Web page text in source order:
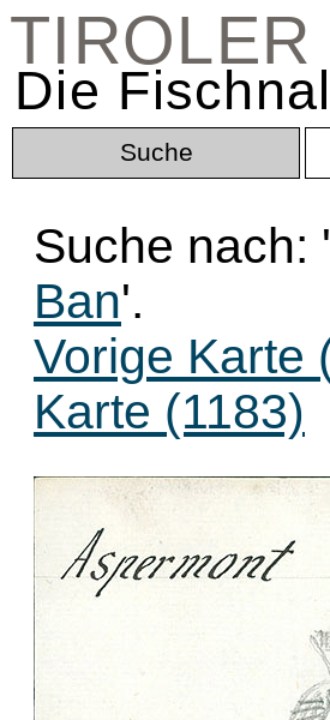
Die
Suche
Suche nach: '
Ban'.
Vorige Karte
Karte (1183)